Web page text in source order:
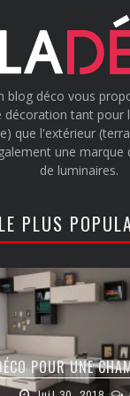
blog déco vous
décoration tant pour
que l'extérieur
une
de luminaires.
LE PLUS
POUR UNE